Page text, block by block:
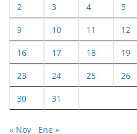
2 3 4 5
9 10 11 12
16 17 18 19
23 24 25 26
30 31
« Nov Ene »